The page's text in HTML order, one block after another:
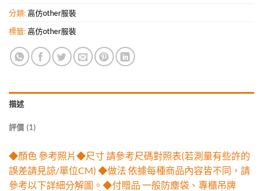
分類:高仿other服裝
標籤:高仿other服裝
描述
評價 (1)
◆顏色 參考照片◆尺寸 請參考尺碼對照表(若測量有些許的
誤差請見諒/單位CM) ◆做法 依據每種商品內容皆不同，請
參考以下詳細分解圖。◆付贈品 一般防塵袋、專櫃吊牌